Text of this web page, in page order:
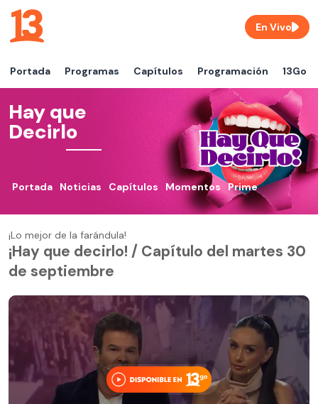
Portada Programas Capítulos Programación 13Go
En Vivo
Hay que
Decirlo
Portada Noticias Capítulos Momentos Prime
¡Lo mejor de la farándula!
¡Hay que decirlo! / Capítulo del martes 30
de septiembre